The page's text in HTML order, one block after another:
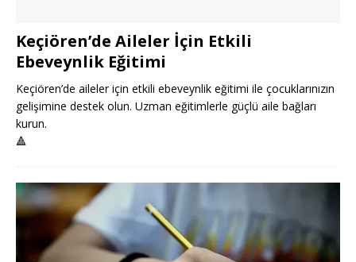
Keçiören’de Aileler İçin Etkili
Ebeveynlik Eğitimi
Keçiören’de aileler için etkili ebeveynlik eğitimi ile çocuklarınızın
gelişimine destek olun. Uzman eğitimlerle güçlü aile bağları
kurun.
🔺